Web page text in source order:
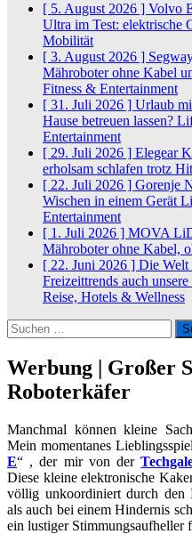
[ 5. August 2026 ] Volvo
Ultra im Test: elektrische
Mobilität
[ 3. August 2026 ]
Mähroboter ohne Kabel
Fitness & Entertainment
[ 31. Juli 2026 ] Urlaub
Hause betreuen lassen?
Entertainment
[ 29. Juli 2026 ] Elegear
erholsam schlafen trotz
[ 22. Juli 2026 ] Gorenje
Wischen in einem Gerät
Entertainment
[ 1. Juli 2026 ] MOVA
Mähroboter ohne Kabel,
[ 22. Juni 2026 ] Die Welt
Freizeittrends auch
Reise, Hotels & Wellness
Suchen
nach:
Werbung | Großer
Roboterkäfer
Manchmal können kleine
Mein momentanes
E“ , der mir von der
Diese kleine elektronische
völlig unkoordiniert durch den
als auch bei einem Hindernis
ein lustiger Stimmungsaufheller